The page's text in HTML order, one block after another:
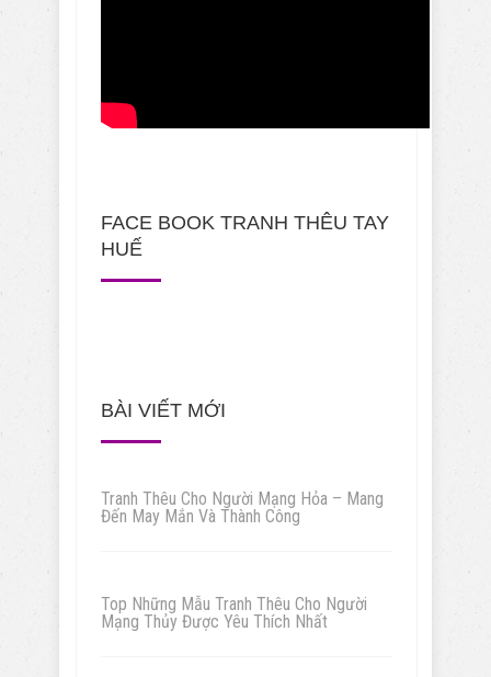
FACE BOOK TRANH THÊU TAY
HUẾ
BÀI VIẾT MỚI
Tranh Thêu Cho Người Mạng Hỏa – Mang
Đến May Mắn Và Thành Công
Top Những Mẫu Tranh Thêu Cho Người
Mạng Thủy Được Yêu Thích Nhất